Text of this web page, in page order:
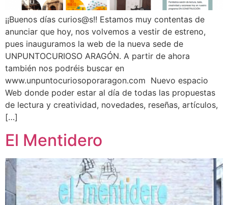
¡¡Buenos días curios@s!! Estamos muy contentas de
anunciar que hoy, nos volvemos a vestir de estreno,
pues inauguramos la web de la nueva sede de
UNPUNTOCURIOSO ARAGÓN. A partir de ahora
también nos podréis buscar en
www.unpuntocuriosoporaragon.com Nuevo espacio
Web donde poder estar al día de todas las propuestas
de lectura y creatividad, novedades, reseñas, artículos,
[…]
El Mentidero